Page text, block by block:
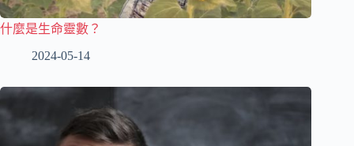
什麼是生命靈數？
2024-05-14